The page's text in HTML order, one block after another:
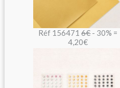
Réf 1564716€- 30% =
4,20€